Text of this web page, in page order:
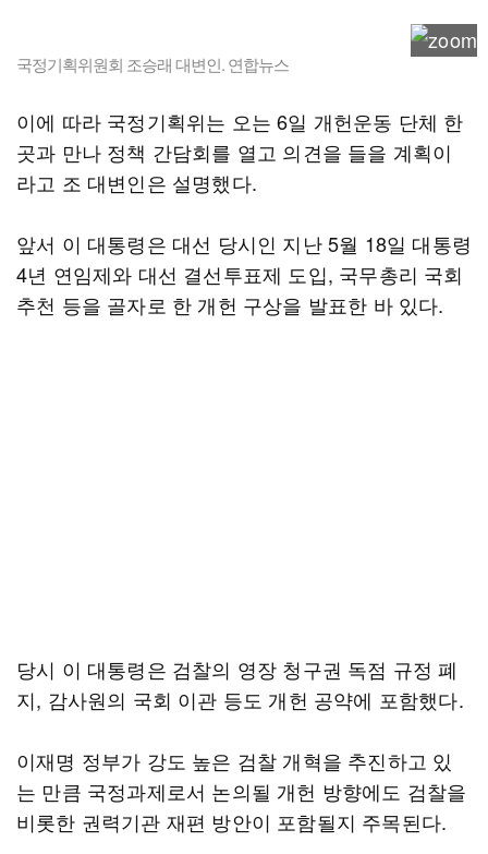
국정기획위원회 조승래 대변인. 연합뉴스
이에 따라 국정기획위는 오는 6일 개헌운동 단체 한
곳과 만나 정책 간담회를 열고 의견을 들을 계획이
라고 조 대변인은 설명했다.
앞서 이 대통령은 대선 당시인 지난 5월 18일 대통령
4년 연임제와 대선 결선투표제 도입, 국무총리 국회
추천 등을 골자로 한 개헌 구상을 발표한 바 있다.
당시 이 대통령은 검찰의 영장 청구권 독점 규정 폐
지, 감사원의 국회 이관 등도 개헌 공약에 포함했다.
이재명 정부가 강도 높은 검찰 개혁을 추진하고 있
는 만큼 국정과제로서 논의될 개헌 방향에도 검찰을
비롯한 권력기관 재편 방안이 포함될지 주목된다.